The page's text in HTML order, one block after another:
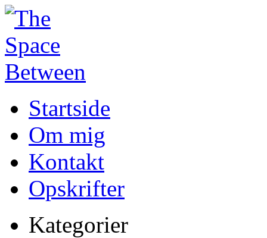
Startside
Om mig
Kontakt
Opskrifter
Kategorier